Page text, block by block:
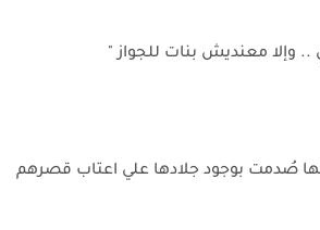
وإلا معنديش بنات للجواز "
صُدمت بوجود جلادها علي اعتاب قصرهم